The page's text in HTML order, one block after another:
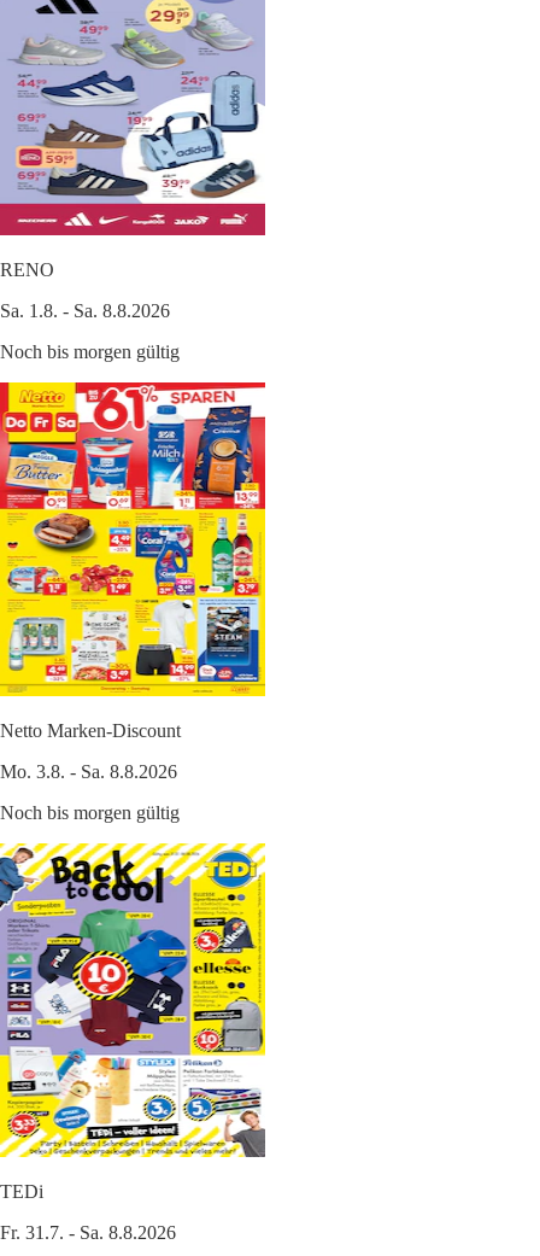
RENO
Sa. 1.8. - Sa. 8.8.2026
Noch bis morgen gültig
Netto Marken-Discount
Mo. 3.8. - Sa. 8.8.2026
Noch bis morgen gültig
TEDi
Fr. 31.7. - Sa. 8.8.2026